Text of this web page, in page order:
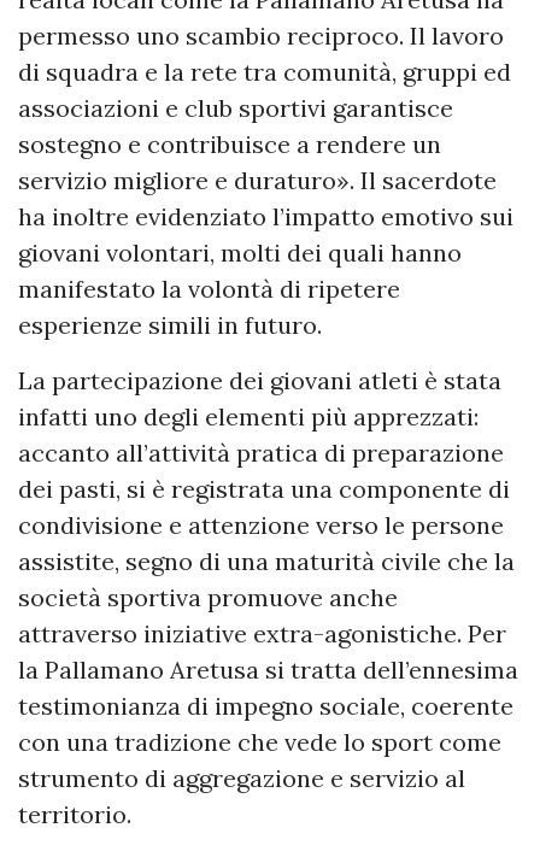
permesso uno scambio reciproco. Il lavoro
di squadra e la rete tra comunità, gruppi ed
associazioni e club sportivi garantisce
sostegno e contribuisce a rendere un
servizio migliore e duraturo». Il sacerdote
ha inoltre evidenziato l’impatto emotivo sui
giovani volontari, molti dei quali hanno
manifestato la volontà di ripetere
esperienze simili in futuro.
La partecipazione dei giovani atleti è stata
infatti uno degli elementi più apprezzati:
accanto all’attività pratica di preparazione
dei pasti, si è registrata una componente di
condivisione e attenzione verso le persone
assistite, segno di una maturità civile che la
società sportiva promuove anche
attraverso iniziative extra-agonistiche. Per
la Pallamano Aretusa si tratta dell’ennesima
testimonianza di impegno sociale, coerente
con una tradizione che vede lo sport come
strumento di aggregazione e servizio al
territorio.